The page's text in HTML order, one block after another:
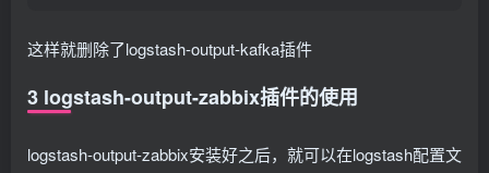
这样就删除了logstash-output-kafka插件
3 logstash-output-zabbix插件的使用
logstash-output-zabbix安装好之后，就可以在logstash配置文